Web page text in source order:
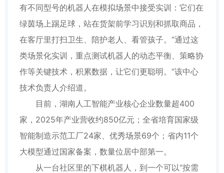
有不同型号的机器人在模拟场景中接受实训：它们在
绿茵场上踢足球，站在货架前学习识别和抓取商品，
在客厅里打扫卫生、陪护老人、看管孩子。“通过这
类场景化实训，重点测试机器人的动态平衡、策略协
作等关键技术，积累数据，让它们更聪明。”该中心
技术负责人介绍道。
目前，湖南人工智能产业核心企业数量超400
家，2025年产业营收约850亿元；全省培育国家级
智能制造示范工厂24家、优秀场景69个；省内11个
大模型通过国家备案，数量位居中部第一。
从一台社区里的下棋机器人，到一个可以“按需